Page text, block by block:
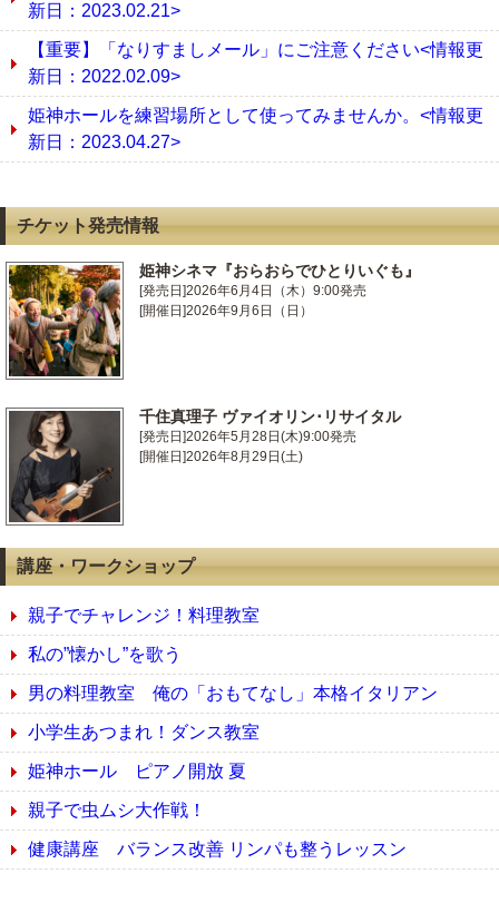
新日：2023.02.21>
【重要】「なりすましメール」にご注意ください<情報更
新日：2022.02.09>
姫神ホールを練習場所として使ってみませんか。<情報更
新日：2023.04.27>
チケット発売情報
姫神シネマ『おらおらでひとりいぐも』
[発売日]2026年6月4日（木）9:00発売
[開催日]2026年9月6日（日）
千住真理子 ヴァイオリン･リサイタル
[発売日]2026年5月28日(木)9:00発売
[開催日]2026年8月29日(土)
講座・ワークショップ
親子でチャレンジ！料理教室
私の”懐かし”を歌う
男の料理教室 俺の「おもてなし」本格イタリアン
小学生あつまれ！ダンス教室
姫神ホール ピアノ開放 夏
親子で虫ムシ大作戦！
健康講座 バランス改善 リンパも整うレッスン